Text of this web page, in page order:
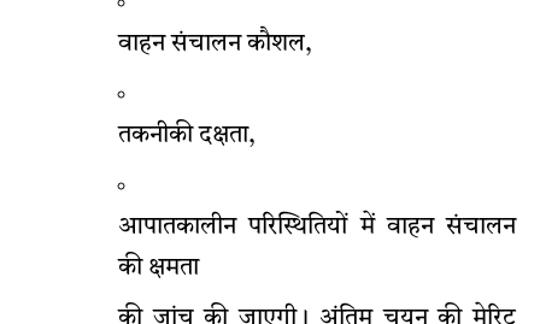
वाहन संचालन कौशल,
तकनीकी दक्षता,
आपातकालीन परिस्थितियों में वाहन संचालन
की क्षमता
की जांच की जाएगी। अंतिम चयन की मेरिट